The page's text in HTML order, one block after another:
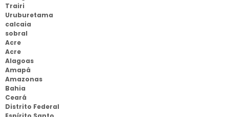
Trairi
Uruburetama
calcaia
sobral
Acre
Acre
Alagoas
Amapá
Amazonas
Bahia
Ceará
Distrito Federal